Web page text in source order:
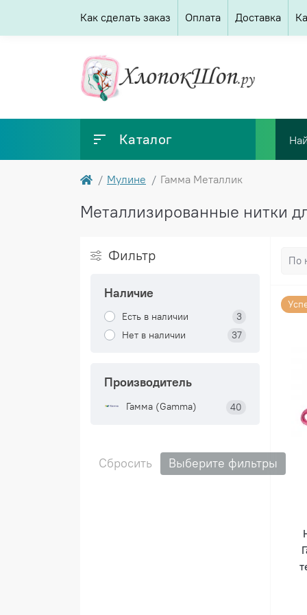
Как сделать заказ Оплата Доставка
Каталог
Мулине Гамма Металлик
Металлизированные нитки
Фильтр
Наличие
Есть в наличии
3
Нет в наличии
37
Производитель
Гамма (Gamma) 40
Сбросить Выберите фильтры